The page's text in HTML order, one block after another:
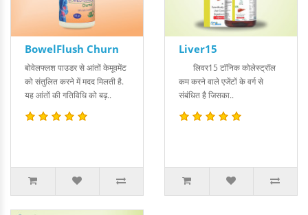
BowelFlush Churn
बोवेलफ्लश पाउडर से आंतों केमूवमेंट
को संतुलित करने में मदद मिलती है.
यह आंतों की गतिविधि को बढ़..
Liver15
लिवर15 टॉनिक कोलेस्ट्रॉल
कम करने वाले एजेंटों के वर्ग से
संबंधित है जिसका..